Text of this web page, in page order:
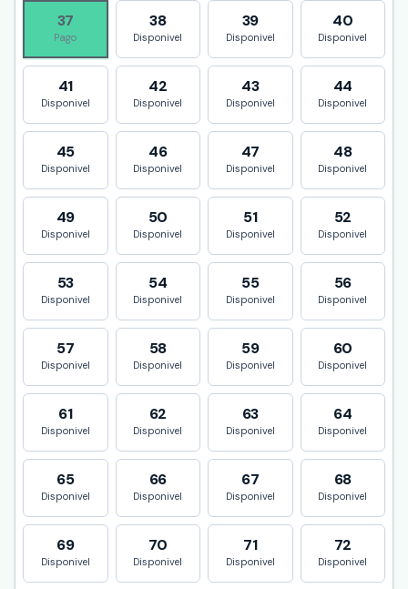
37
Pago
38
Disponivel
39
Disponivel
40
Disponivel
41
Disponivel
42
Disponivel
43
Disponivel
44
Disponivel
45
Disponivel
46
Disponivel
47
Disponivel
48
Disponivel
49
Disponivel
50
Disponivel
51
Disponivel
52
Disponivel
53
Disponivel
54
Disponivel
55
Disponivel
56
Disponivel
57
Disponivel
58
Disponivel
59
Disponivel
60
Disponivel
61
Disponivel
62
Disponivel
63
Disponivel
64
Disponivel
65
Disponivel
66
Disponivel
67
Disponivel
68
Disponivel
69
Disponivel
70
Disponivel
71
Disponivel
72
Disponivel